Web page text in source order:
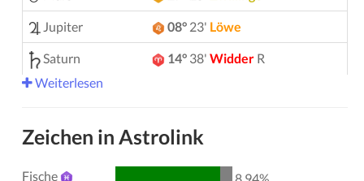
Jupiter 08° 23' Löwe
Saturn 14° 38' Widder R
Uranus
Neptun 04° 10'
Weiterlesen
Zeichen in Astrolink
Fische